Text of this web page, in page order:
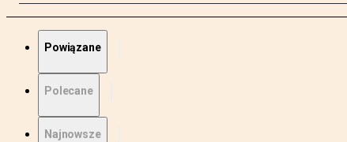
Powiązane
Polecane
Najnowsze